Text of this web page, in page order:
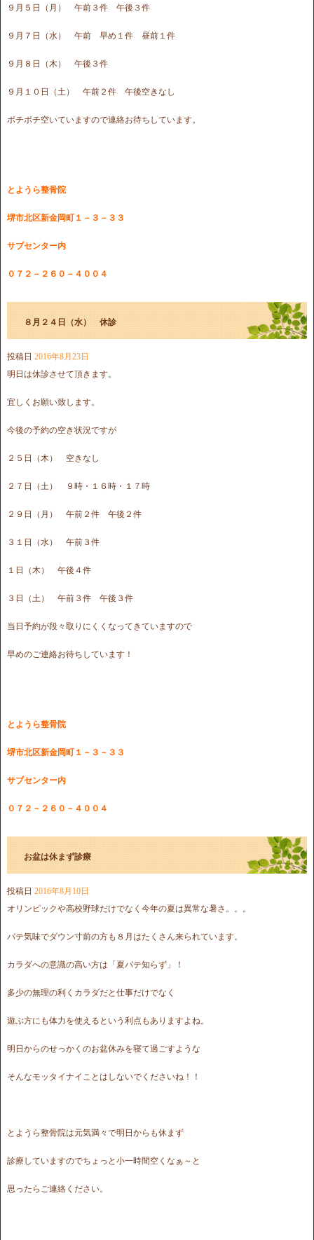
９月５日（月） 午前３件 午後３件
９月７日（水） 午前 早め１件 昼前１件
９月８日（木） 午後３件
９月１０日（土） 午前２件 午後空きなし
ボチボチ空いていますので連絡お待ちしています。
とようら整骨院
堺市北区新金岡町１－３－３３
サブセンター内
０７２－２６０－４００４
８月２４日（水） 休診
投稿日 2016年8月23日
明日は休診させて頂きます。
宜しくお願い致します。
今後の予約の空き状況ですが
２５日（木） 空きなし
２７日（土） ９時・１６時・１７時
２９日（月） 午前２件 午後２件
３１日（水） 午前３件
１日（木） 午後４件
３日（土） 午前３件 午後３件
当日予約が段々取りにくくなってきていますので
早めのご連絡お待ちしています！
とようら整骨院
堺市北区新金岡町１－３－３３
サブセンター内
０７２－２６０－４００４
お盆は休まず診療
投稿日 2016年8月10日
オリンピックや高校野球だけでなく今年の夏は異常な暑さ。。。
バテ気味でダウン寸前の方も８月はたくさん来られています。
カラダへの意識の高い方は「夏バテ知らず」！
多少の無理の利くカラダだと仕事だけでなく
遊ぶ方にも体力を使えるという利点もありますよね。
明日からのせっかくのお盆休みを寝て過ごすような
そんなモッタイナイことはしないでくださいね！！
とようら整骨院は元気満々で明日からも休まず
診療していますのでちょっと小一時間空くなぁ～と
思ったらご連絡ください。